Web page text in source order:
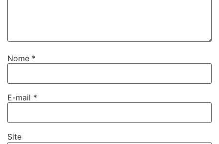
Nome *
E-mail *
Site